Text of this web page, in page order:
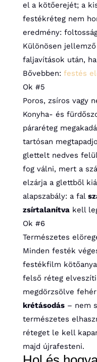
el a kötőerejét; a
festékréteg nem
eredmény:
Különösen
faljavítások után,
Bővebben: festés
Ok #5
Poros, zsíros vagy
Konyha- és
páraréteg
tartósan
glettelt nedves
fog válni, mert a
elzárja a glettből
alapszabály: a fal
zsírtalanítvakell
Ok #6
Természetes
Minden festék
festékfilm
felső réteg
megdörzsölve
krétásodás– nem
természetes
réteget le kell
majd újrafesteni.